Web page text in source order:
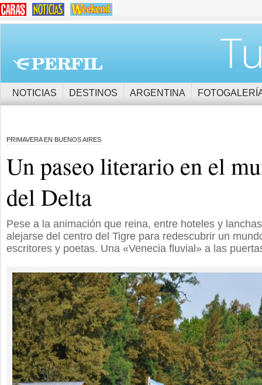
NOTICIAS DESTINOS ARGENTINA
PRIMAVERA EN BUENOS AIRES
Un paseo literario en el
del Delta
Pese a la animación que reina, entre hoteles y
alejarse del centro del Tigre para redescubrir un
escritores y poetas. Una «Venecia fluvial» a las